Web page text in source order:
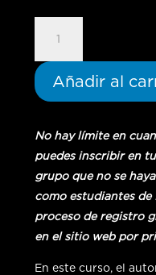
cantidad
Times
andAñadir al
No hay límite en
puedes inscribir en
grupo que no se
como estudiantes de
proceso de registro
en el sitio web por
En este curso, el